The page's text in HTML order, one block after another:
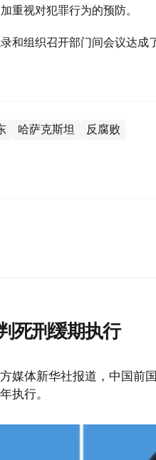
重视对犯罪行为的预防。
和组织召开部门间会议达成
哈萨克斯坦 反腐败
死刑缓期执行
媒体新华社报道，中国前
执行。